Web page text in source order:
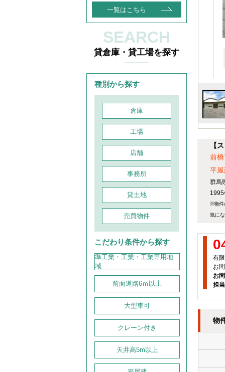
【
前
平
群馬
※物件
気に
有
お
お
担
物
一覧はこちら
SEARCH
貸倉庫・貸工場を探す
種別から探す
倉庫
工場
店舗
事務所
貸土地
売買物件
こだわり条件から探す
準工業・工業・工業専用地
域
前面道路6ｍ以上
大型車可
クレーン付き
天井高5m以上